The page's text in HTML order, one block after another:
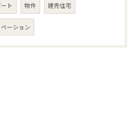
ト 物件 建売住宅
ベーション